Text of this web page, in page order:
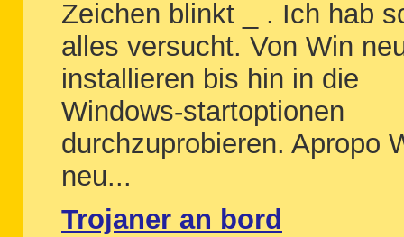
Zeichen blinkt _ . Ich hab
alles versucht. Von Win
installieren bis hin in die
Windows-startoptionen
durchzuprobieren. Apropo
neu...
Trojaner an bord